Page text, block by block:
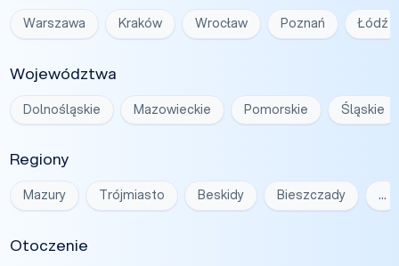
Warszawa Kraków Wrocław Poznań Łódź
Województwa
Dolnośląskie Mazowieckie Pomorskie Śląskie
Regiony
Mazury Trójmiasto Beskidy Bieszczady …
Otoczenie